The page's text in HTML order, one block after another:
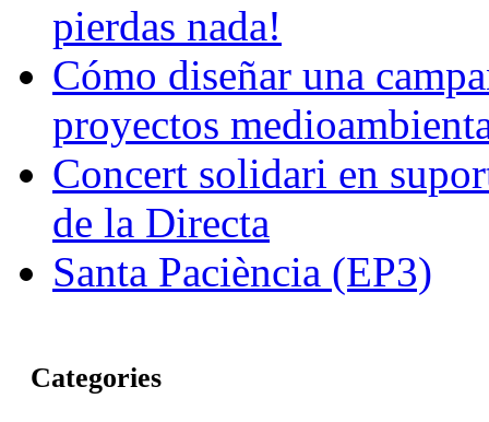
pierdas nada!
Cómo diseñar una
proyectos
Concert solidari en
de la Directa
Santa Paciència (EP3)
Categories